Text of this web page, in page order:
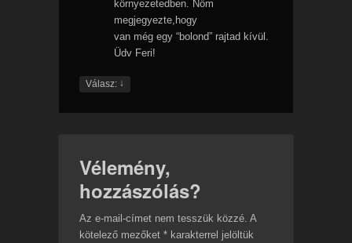
környezetedben. Nőm
megjegyezte,hogy
van még egy “bolond” rajtad kívül.
Üdv Feri!
Válasz: ↓
Vélemény,
hozzászólás?
Az e-mail-címet nem tesszük közzé. A
kötelező mezőket * karakterrel jelöltük